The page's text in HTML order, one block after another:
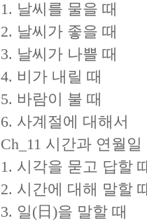
1. 날씨를 물을 때
2. 날씨가 좋을 때
3. 날씨가 나쁠 때
4. 비가 내릴 때
5. 바람이 불 때
6. 사계절에 대해서
Ch_11 시간과 연월일
1. 시각을 묻고 답할
2. 시간에 대해 말할
3. 일(日)을 말할 때